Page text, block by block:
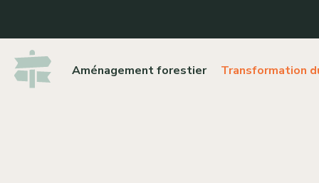
Aménagement forestier Transformation